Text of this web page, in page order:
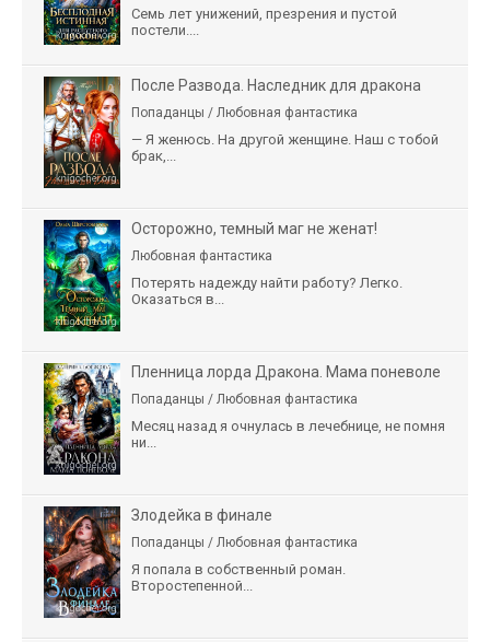
Семь лет унижений, презрения и пустой
постели....
После Развода. Наследник для дракона
Попаданцы / Любовная фантастика
— Я женюсь. На другой женщине. Наш с тобой
брак,...
Осторожно, темный маг не женат!
Любовная фантастика
Потерять надежду найти работу? Легко.
Оказаться в...
Пленница лорда Дракона. Мама поневоле
Попаданцы / Любовная фантастика
Месяц назад я очнулась в лечебнице, не помня
ни...
Злодейка в финале
Попаданцы / Любовная фантастика
Я попала в собственный роман.
Второстепенной...